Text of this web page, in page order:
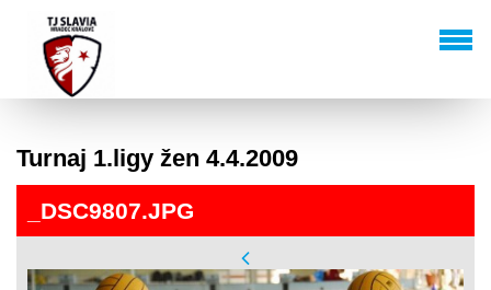
Turnaj 1.ligy žen 4.4.2009
_DSC9807.JPG